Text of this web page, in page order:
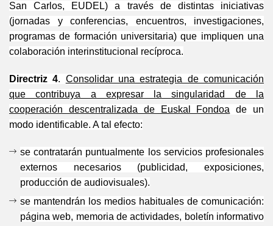
San Carlos, EUDEL) a través de distintas iniciativas
(jornadas y conferencias, encuentros, investigaciones,
programas de formación universitaria) que impliquen una
colaboración interinstitucional recíproca.
Directriz 4. Consolidar una estrategia de comunicación
que contribuya a expresar la singularidad de la
cooperación descentralizada de Euskal Fondoa de un
modo identificable. A tal efecto:
se contratarán puntualmente los servicios profesionales
externos necesarios (publicidad, exposiciones,
producción de audiovisuales).
se mantendrán los medios habituales de comunicación:
página web, memoria de actividades, boletín informativo